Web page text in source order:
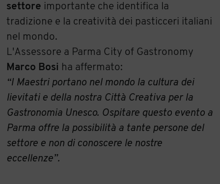
settore importante che identifica la
tradizione e la creatività dei pasticceri italiani
nel mondo.
L'Assessore a Parma City of Gastronomy
Marco Bosi ha affermato:
“I Maestri portano nel mondo la cultura dei
lievitati e della nostra Città Creativa per la
Gastronomia Unesco. Ospitare questo evento a
Parma offre la possibilità a tante persone del
settore e non di conoscere le nostre
eccellenze”.